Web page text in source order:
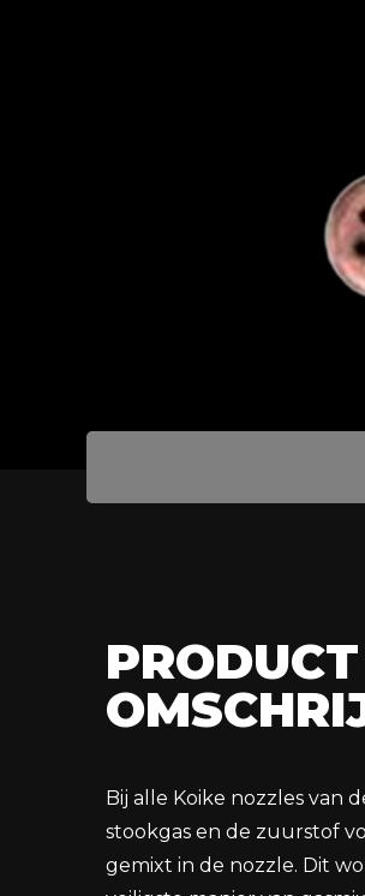
PRODUCT
Bij alle Koike nozzles van
stookgas en de zuurstof
gemixt in de nozzle. Dit